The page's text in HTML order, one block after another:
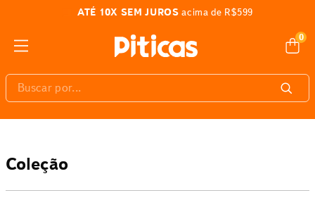
ATÉ 10X SEM JUROS acima de R$599
0
Buscar por...
Coleção